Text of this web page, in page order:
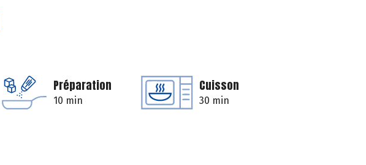
Préparation
10 min
Cuisson
30 min